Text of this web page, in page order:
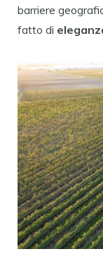
barriere
fatto di